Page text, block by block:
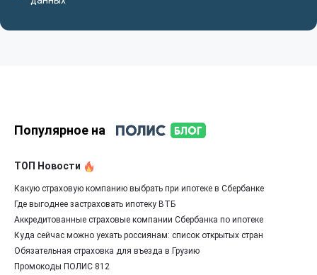
Популярное на
ТОП Новости
Какую страховую компанию выбрать при ипотеке в Сбербанке
Где выгоднее застраховать ипотеку ВТБ
Аккредитованные страховые компании Сбербанка по ипотеке
Куда сейчас можно уехать россиянам: список открытых стран
Обязательная страховка для въезда в Грузию
Промокоды ПОЛИС 812